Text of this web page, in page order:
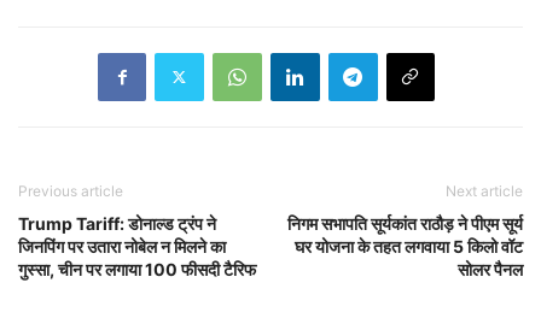
Previous article
Trump Tariff: डोनाल्ड ट्रंप ने
जिनपिंग पर उतारा नोबेल न मिलने का
गुस्सा, चीन पर लगाया 100 फीसदी टैरिफ
Next article
निगम सभापति सूर्यकांत राठौड़ ने पीएम सूर्य
घर योजना के तहत लगवाया 5 किलो वॉट
सोलर पैनल